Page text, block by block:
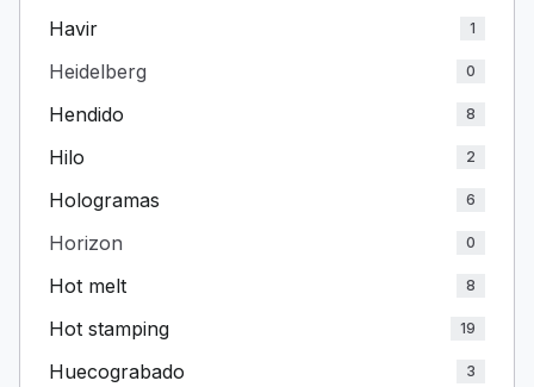
Havir 1
Heidelberg 0
Hendido 8
Hilo 2
Hologramas 6
Horizon 0
Hot melt 8
Hot stamping 19
Huecograbado 3